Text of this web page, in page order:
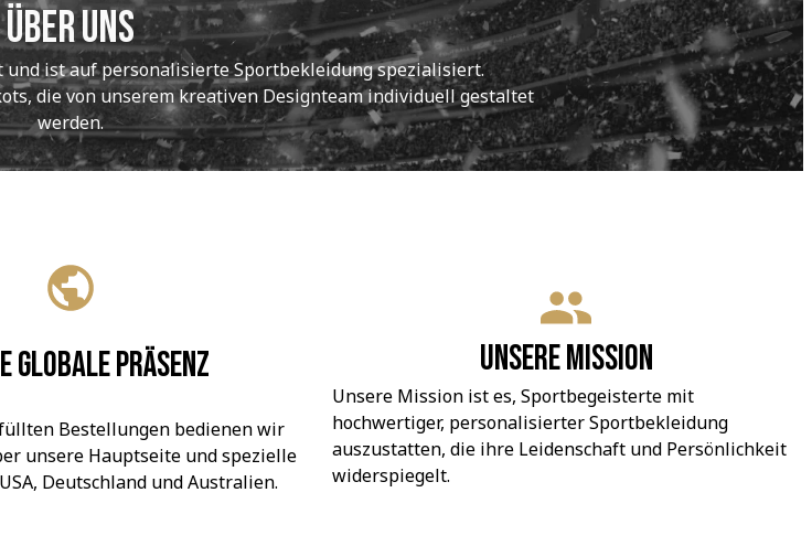
Über uns
und ist auf personalisierte Sportbekleidung spezialisiert.
die von unserem kreativen Designteam individuell gestaltet
werden.
globale Präsenz
Bestellungen bedienen wir
unsere Hauptseite und spezielle
Deutschland und Australien.
Unsere Mission
Unsere Mission ist es, Sportbegeisterte mit
hochwertiger, personalisierter Sportbekleidung
auszustatten, die ihre Leidenschaft und Persönlichkeit
widerspiegelt.